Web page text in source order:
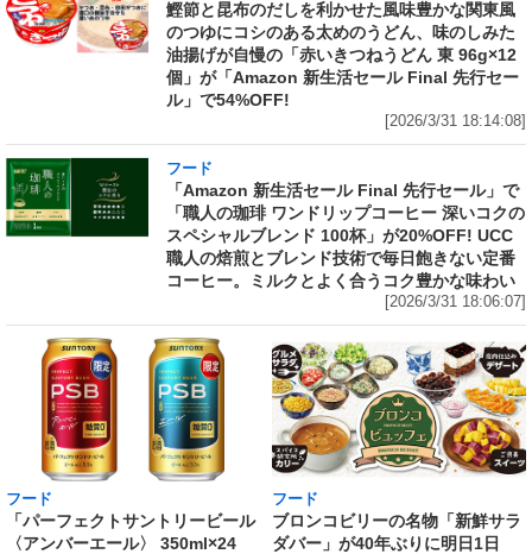
鰹節と昆布のだしを利かせた風味豊かな関東風
のつゆにコシのある太めのうどん、味のしみた
油揚げが自慢の「赤いきつねうどん 東 96g×12
個」が「Amazon 新生活セール Final 先行セー
ル」で54%OFF!
[2026/3/31 18:14:08]
フード
「Amazon 新生活セール Final 先行セール」で
「職人の珈琲 ワンドリップコーヒー 深いコクの
スペシャルブレンド 100杯」が20%OFF! UCC
職人の焙煎とブレンド技術で毎日飽きない定番
コーヒー。ミルクとよく合うコク豊かな味わい
[2026/3/31 18:06:07]
フード
「パーフェクトサントリービール
〈アンバーエール〉 350ml×24
フード
ブロンコビリーの名物「新鮮サラ
ダバー」が40年ぶりに明日1日